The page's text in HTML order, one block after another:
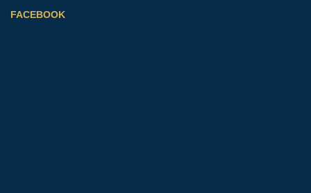
FACEBOOK